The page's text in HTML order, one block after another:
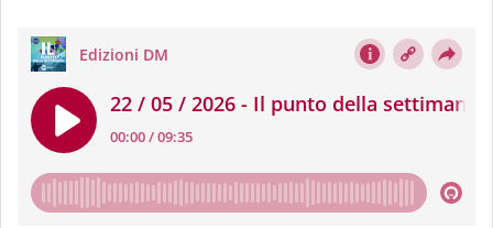
Podcast: Il punto della settimana.
Puntata del 22 maggio 2026